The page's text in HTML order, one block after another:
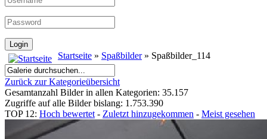
Startseite » Spaßbilder» Spaßbilder_114
Zurück zur Kategorieübersicht
Gesamtanzahl Bilder in allen Kategorien: 35.157
Zugriffe auf alle Bilder bislang: 1.753.390
TOP 12: Hoch bewertet - Zuletzt hinzugekommen - Meist gesehen